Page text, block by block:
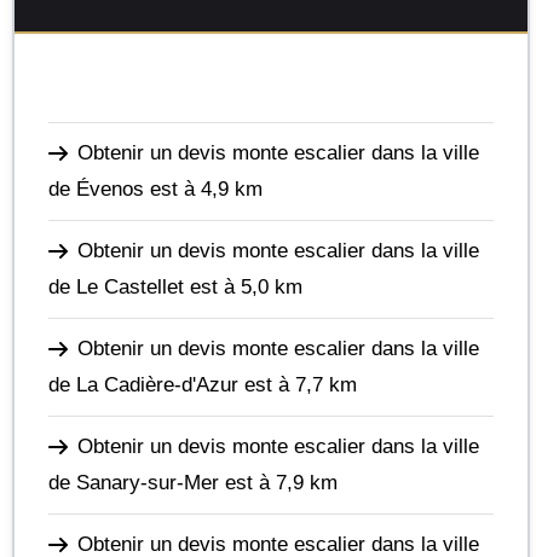
Obtenir un devis monte escalier dans la ville
de Évenos est à 4,9 km
Obtenir un devis monte escalier dans la ville
de Le Castellet est à 5,0 km
Obtenir un devis monte escalier dans la ville
de La Cadière-d'Azur est à 7,7 km
Obtenir un devis monte escalier dans la ville
de Sanary-sur-Mer est à 7,9 km
Obtenir un devis monte escalier dans la ville